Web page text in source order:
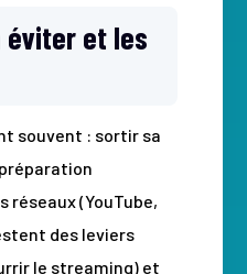
éviter et les
souvent : sortir sa
réseaux (YouTube,
des leviers
le streaming) et